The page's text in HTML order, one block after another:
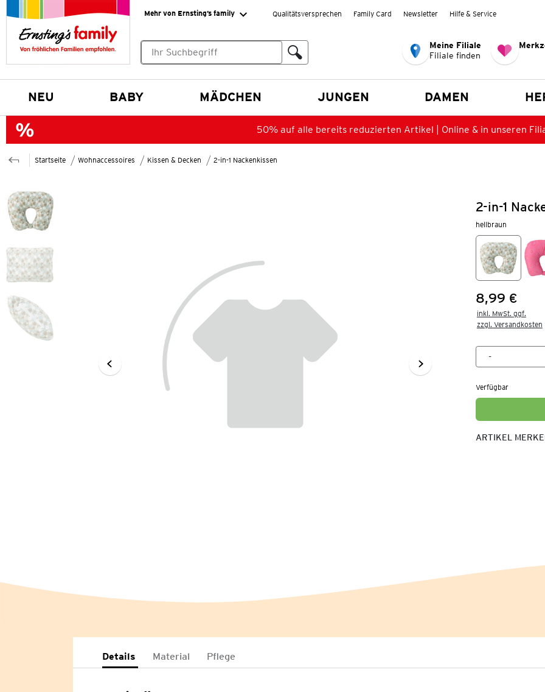
Mehr von Ernsting’s family Qualitätsversprechen Family Card Newsletter Hilfe & Service
Meine Filiale
Filiale finden
NEU BABY MÄDCHEN JUNGEN DAMEN
50% auf alle bereits reduzierten Artikel | Online & in unseren
Startseite Wohnaccessoires Kissen & Decken 2-in-1 Nackenkissen
2-in-1
hellbraun
Preis:
8,99 €
inkl. MwSt. ggf.
zzgl. Versandkosten
Verfügbar
ARTIKEL
Details Material Pflege